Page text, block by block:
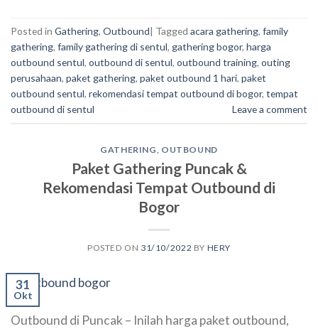
Posted in Gathering, Outbound| Tagged acara gathering, family
gathering, family gathering di sentul, gathering bogor, harga
outbound sentul, outbound di sentul, outbound training, outing
perusahaan, paket gathering, paket outbound 1 hari, paket
outbound sentul, rekomendasi tempat outbound di bogor, tempat
outbound di sentul
Leave a comment
GATHERING, OUTBOUND
Paket Gathering Puncak &
Rekomendasi Tempat Outbound di
Bogor
POSTED ON 31/10/2022 BY HERY
31
Okt
Outbound di Puncak – Inilah harga paket outbound,